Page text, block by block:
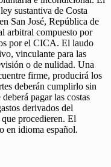
sustantiva de Costa
San José, República de
arbitral compuesto por
por el CICA. El laudo
vinculante para las
o de nulidad. Una
firme, producirá los
deberán cumplirlo sin
pagar las costas
derivados del
procedieren. El
en idioma español.